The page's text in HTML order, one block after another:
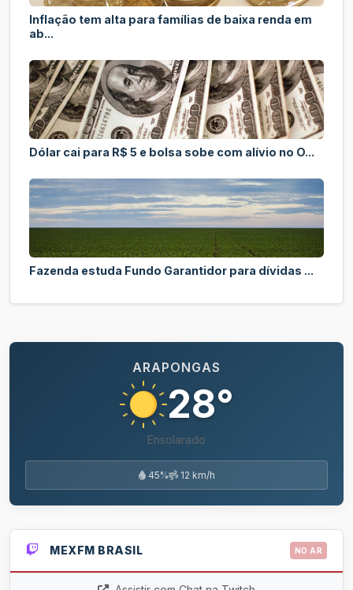
Inflação tem alta para famílias de baixa renda em
ab...
Dólar cai para R$ 5 e bolsa sobe com alívio no O...
Fazenda estuda Fundo Garantidor para dívidas ...
ARAPONGAS
28°
Ensolarado
45% 12 km/h
MEXFM BRASIL NO AR